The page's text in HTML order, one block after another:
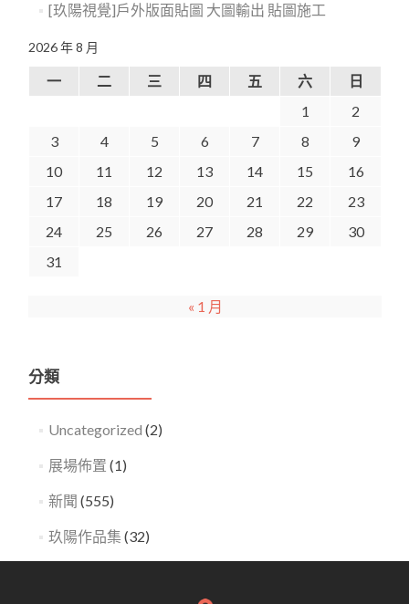
[玖陽視覺]戶外版面貼圖 大圖輸出 貼圖施工
2026 年 8 月
一 二 三 四 五 六
日
1
2
3
4 5 6 7 8
9
10
11 12 13 14 15
16
17
18 19 20 21 22
23
24
25 26 27 28 29
30
31
« 1 月
分類
Uncategorized (2)
展場佈置 (1)
新聞 (555)
玖陽作品集 (32)